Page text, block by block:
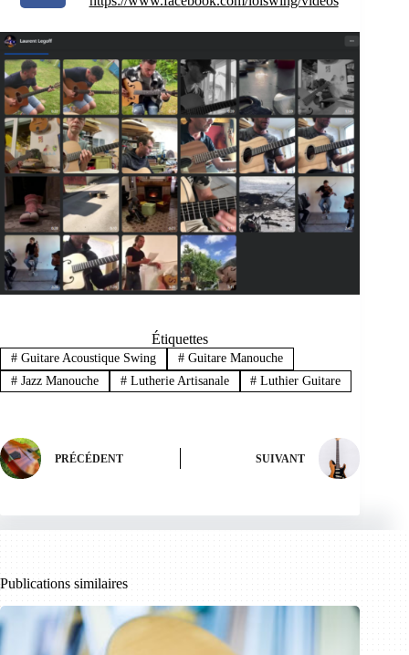
Étiquettes
#Guitare Acoustique Swing #Guitare Manouche
#Jazz Manouche #Lutherie Artisanale # Luthier Guitare
PRÉCÉDENT SUIVANT
Publications similaires